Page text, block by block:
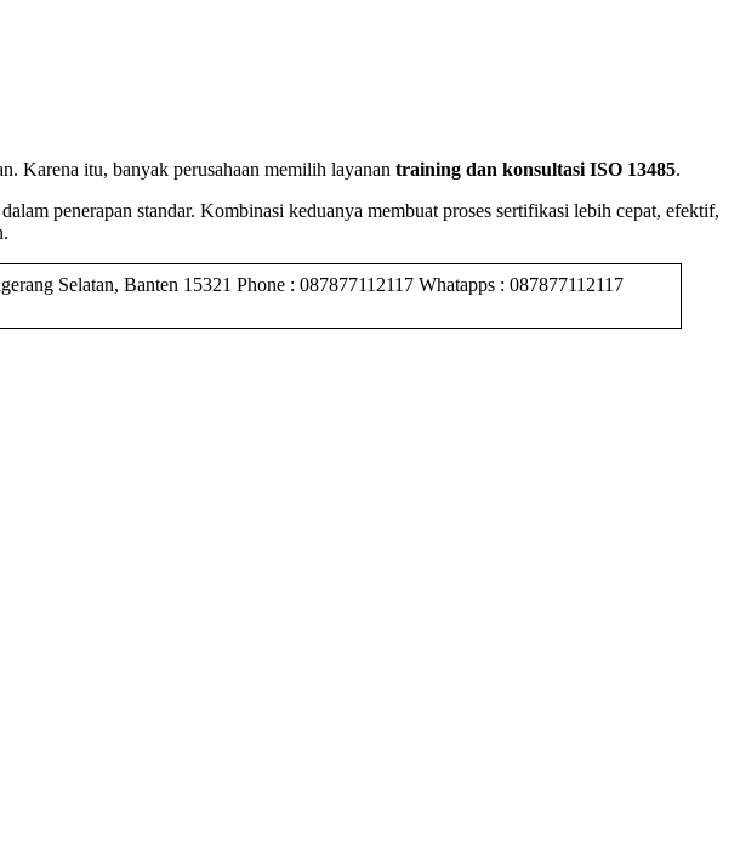
Karena itu, banyak perusahaan memilih layanan training dan konsultasi ISO 13485.
penerapan standar. Kombinasi keduanya membuat proses sertifikasi lebih cepat, efektif,
Selatan, Banten 15321 Phone : 087877112117 Whatapps : 087877112117